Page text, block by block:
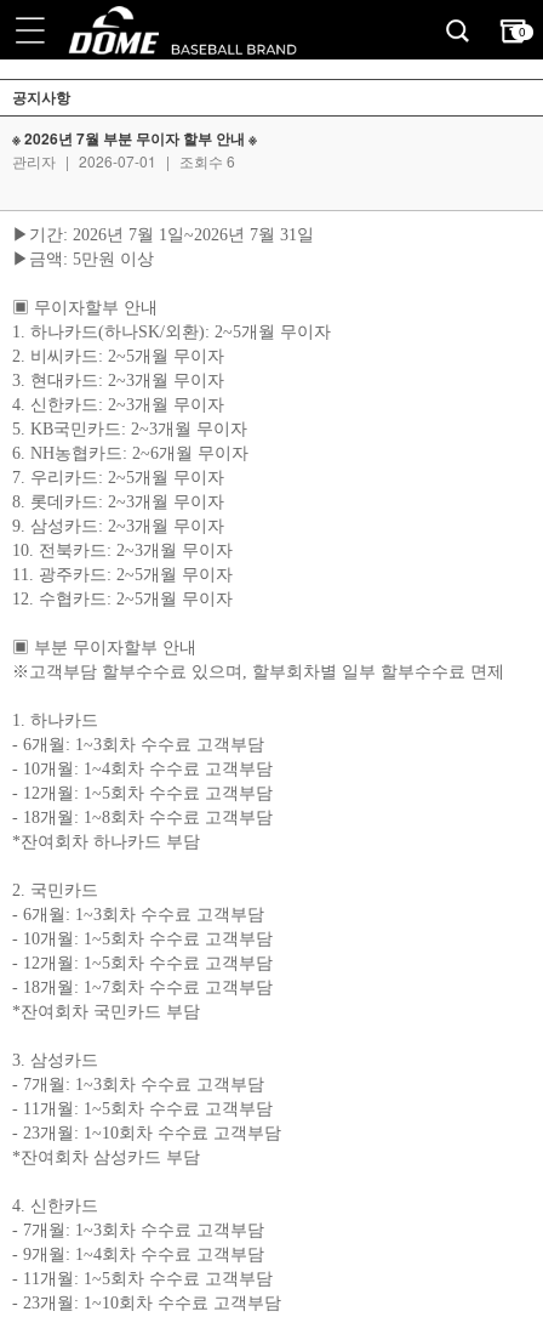
0
공지사항
※ 2026년 7월 부분 무이자 할부 안내 ※
관리자 | 2026-07-01 | 조회수 6
▶기간: 2026년 7월 1일~2026년 7월 31일
▶금액: 5만원 이상
▣ 무이자할부 안내
1. 하나카드(하나SK/외환): 2~5개월 무이자
2. 비씨카드: 2~5개월 무이자
3. 현대카드: 2~3개월 무이자
4. 신한카드: 2~3개월 무이자
5. KB국민카드: 2~3개월 무이자
6. NH농협카드: 2~6개월 무이자
7. 우리카드: 2~5개월 무이자
8. 롯데카드: 2~3개월 무이자
9. 삼성카드: 2~3개월 무이자
10. 전북카드: 2~3개월 무이자
11. 광주카드: 2~5개월 무이자
12. 수협카드: 2~5개월 무이자
▣ 부분 무이자할부 안내
※고객부담 할부수수료 있으며, 할부회차별 일부 할부수수료 면제
1. 하나카드
- 6개월: 1~3회차 수수료 고객부담
- 10개월: 1~4회차 수수료 고객부담
- 12개월: 1~5회차 수수료 고객부담
- 18개월: 1~8회차 수수료 고객부담
*잔여회차 하나카드 부담
2. 국민카드
- 6개월: 1~3회차 수수료 고객부담
- 10개월: 1~5회차 수수료 고객부담
- 12개월: 1~5회차 수수료 고객부담
- 18개월: 1~7회차 수수료 고객부담
*잔여회차 국민카드 부담
3. 삼성카드
- 7개월: 1~3회차 수수료 고객부담
- 11개월: 1~5회차 수수료 고객부담
- 23개월: 1~10회차 수수료 고객부담
*잔여회차 삼성카드 부담
4. 신한카드
- 7개월: 1~3회차 수수료 고객부담
- 9개월: 1~4회차 수수료 고객부담
- 11개월: 1~5회차 수수료 고객부담
- 23개월: 1~10회차 수수료 고객부담